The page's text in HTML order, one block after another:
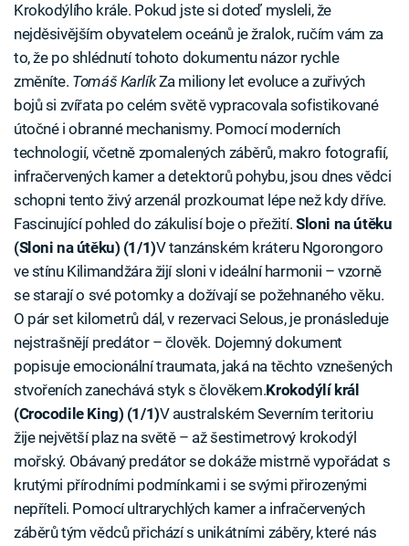
Krokodýlího krále. Pokud jste si doteď mysleli, že
nejděsivějším obyvatelem oceánů je žralok, ručím vám za
to, že po shlédnutí tohoto dokumentu názor rychle
změníte. Tomáš KarlíkZa miliony let evoluce a zuřivých
bojů si zvířata po celém světě vypracovala sofistikované
útočné i obranné mechanismy. Pomocí moderních
technologií, včetně zpomalených záběrů, makro fotografií,
infračervených kamer a detektorů pohybu, jsou dnes vědci
schopni tento živý arzenál prozkoumat lépe než kdy dříve.
Fascinující pohled do zákulisí boje o přežití.Sloni na útěku
(Sloni na útěku) (1/1)V tanzánském kráteru Ngorongoro
ve stínu Kilimandžára žijí sloni v ideální harmonii – vzorně
se starají o své potomky a dožívají se požehnaného věku.
O pár set kilometrů dál, v rezervaci Selous, je pronásleduje
nejstrašnějí predátor – člověk. Dojemný dokument
popisuje emocionální traumata, jaká na těchto vznešených
stvořeních zanechává styk s člověkem.Krokodýlí král
(Crocodile King) (1/1)V australském Severním teritoriu
žije největší plaz na světě – až šestimetrový krokodýl
mořský. Obávaný predátor se dokáže mistrně vypořádat s
krutými přírodními podmínkami i se svými přirozenými
nepříteli. Pomocí ultrarychlých kamer a infračervených
záběrů tým vědců přichází s unikátními záběry, které nás